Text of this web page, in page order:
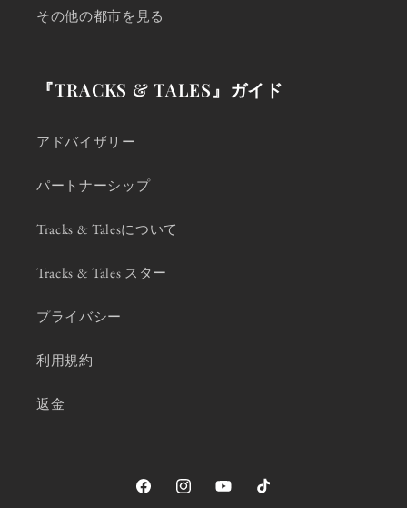
その他の都市を見る
『TRACKS & TALES』ガイド
アドバイザリー
パートナーシップ
Tracks & Talesについて
Tracks & Tales スター
プライバシー
利用規約
返金
FacebookInstagramYouTubeTikTok